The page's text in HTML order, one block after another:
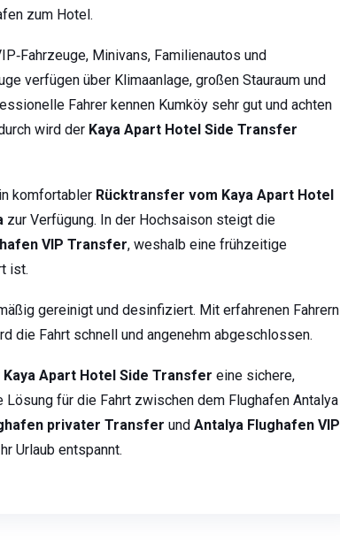
zum Hotel.
Minivans, Familienautos und
verfügen über Klimaanlage, großen Stauraum und
Fahrer kennen Kumköy sehr gut und achten
wird der Kaya Apart Hotel Side Transfer
komfortabler Rücktransfer vom Kaya Apart Hotel
zur Verfügung. In der Hochsaison steigt die
VIP Transfer, weshalb eine frühzeitige
ist.
gereinigt und desinfiziert. Mit erfahrenen Fahrern
die Fahrt schnell und angenehm abgeschlossen.
Kaya Apart Hotel Side Transfer eine sichere,
für die Fahrt zwischen dem Flughafen Antalya
privater Transfer und Antalya Flughafen VIP
Urlaub entspannt.